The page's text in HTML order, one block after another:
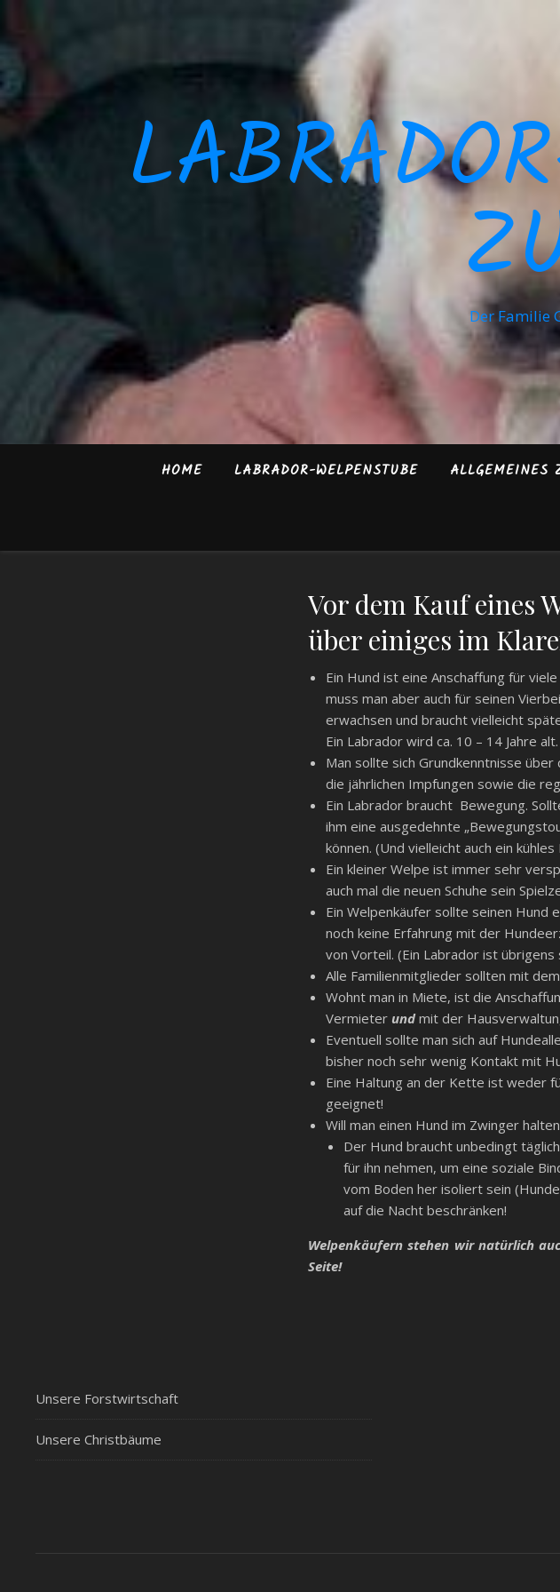
Der Familie
HOME LABRADOR-WELPENSTUBE ALLGEMEINES
Vor dem Kauf eines
über einiges im
Ein Hund ist eine Anschaffung für
muss man aber auch für seinen
erwachsen und braucht vielleicht
Ein Labrador wird ca. 10 – 14 Jahre
Man sollte sich Grundkenntnisse
die jährlichen Impfungen sowie die
Ein Labrador braucht Bewegung.
ihm eine ausgedehnte
können. (Und vielleicht auch ein
Ein kleiner Welpe ist immer sehr
auch mal die neuen Schuhe sein
Ein Welpenkäufer sollte seinen Hund
noch keine Erfahrung mit der
von Vorteil. (Ein Labrador ist
Alle Familienmitglieder sollten mit
Wohnt man in Miete, ist die
Vermieter undmit der
Eventuell sollte man sich auf
bisher noch sehr wenig Kontakt mit
Eine Haltung an der Kette ist weder
geeignet!
Will man einen Hund im Zwinger
Der Hund braucht unbedingt
für ihn nehmen, um eine soziale
vom Boden her isoliert sein
auf die Nacht beschränken!
Welpenkäufern stehen wir natürlich
Seite!
Unsere Forstwirtschaft
Unsere Christbäume